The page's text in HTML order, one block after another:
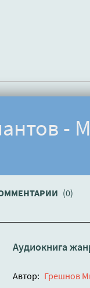
-
(0)
Аудиокнига
Автор: Грешнов